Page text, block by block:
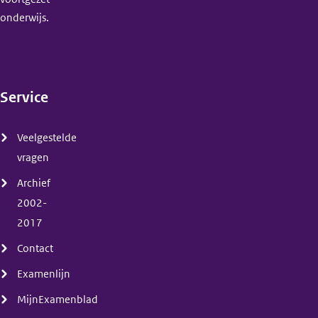
onderwijs.
Service
Veelgestelde
vragen
Archief
2002-
2017
Contact
Examenlijn
MijnExamenblad